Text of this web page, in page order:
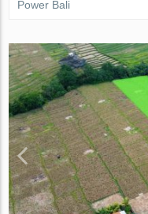
Power Bali